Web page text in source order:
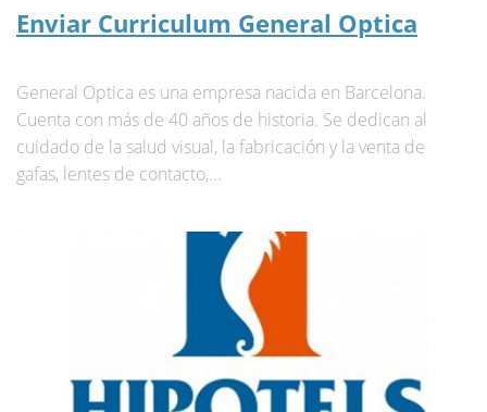
Enviar Curriculum General Optica
General Optica es una empresa nacida en Barcelona.
Cuenta con más de 40 años de historia. Se dedican al
cuidado de la salud visual, la fabricación y la venta de
gafas, lentes de contacto,...